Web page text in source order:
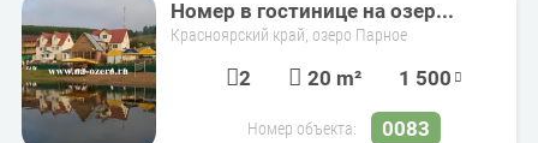
Номер в гостинице на озер...
Красноярский край, озеро Парное
2 20 m² 1 500
Номер объекта: 0083